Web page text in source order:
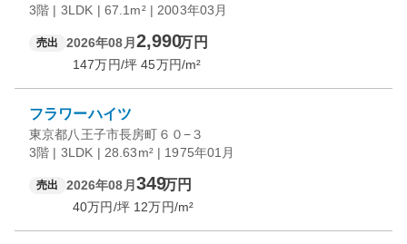
3階 | 3LDK | 67.1m² | 2003年03月
売出 2026年08月 2,990万円
147万円/坪 45万円/m²
フラワーハイツ
東京都八王子市長房町６０−３
3階 | 3LDK | 28.63m² | 1975年01月
売出 2026年08月 349万円
40万円/坪 12万円/m²